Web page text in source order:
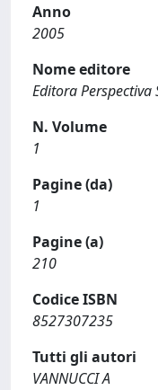
Anno
2005
Nome editore
Editora Perspectiva
N. Volume
1
Pagine (da)
1
Pagine (a)
210
Codice ISBN
8527307235
Tutti gli autori
VANNUCCI A